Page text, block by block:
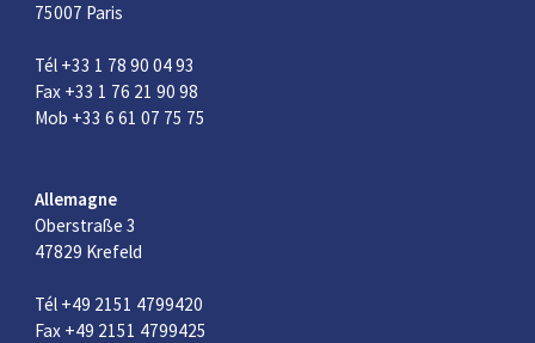
75007 Paris
Tél +33 1 78 90 04 93
Fax +33 1 76 21 90 98
Mob +33 6 61 07 75 75
Allemagne
Oberstraße 3
47829 Krefeld
Tél +49 2151 4799420
Fax +49 2151 4799425